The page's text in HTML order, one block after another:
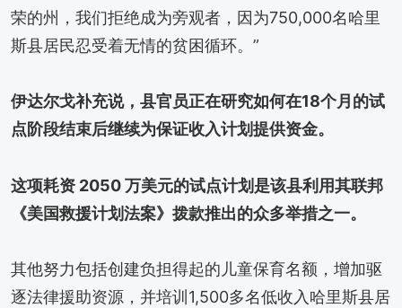
荣的州，我们拒绝成为旁观者，因为750,000名哈里
斯县居民忍受着无情的贫困循环。”
伊达尔戈补充说，县官员正在研究如何在18个月的试
点阶段结束后继续为保证收入计划提供资金。
这项耗资 2050 万美元的试点计划是该县利用其联邦
《美国救援计划法案》拨款推出的众多举措之一。
其他努力包括创建负担得起的儿童保育名额，增加驱
逐法律援助资源，并培训1,500多名低收入哈里斯县居